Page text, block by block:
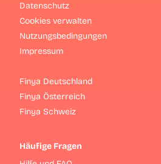
Datenschutz
Cookies verwalten
Nutzungsbedingungen
Impressum
Finya Deutschland
Finya Österreich
Finya Schweiz
Häufige Fragen